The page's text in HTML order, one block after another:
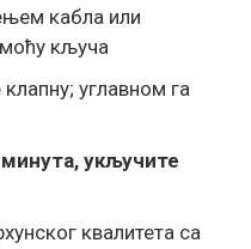
кабла или
кључа
углавном га
укључите
квалитета са